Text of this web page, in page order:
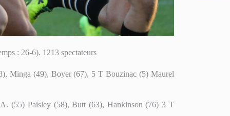
: 26-6). 1213 spectateurs
Minga (49), Boyer (67), 5 T Bouzinac (5) Maurel
(55) Paisley (58), Butt (63), Hankinson (76) 3 T